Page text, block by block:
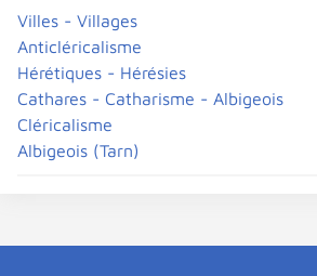
Villes - Villages
Anticléricalisme
Hérétiques - Hérésies
Cathares - Catharisme - Albigeois
Cléricalisme
Albigeois (Tarn)